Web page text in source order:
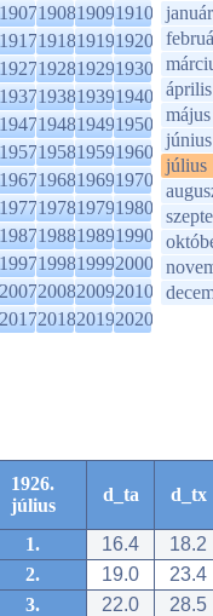
190819091910
191819191920
192819291930
193819391940
194819491950
195819591960
196819691970
197819791980
198819891990
199819992000
200820092010
201820192020
január
április
május
június
július
1926.
július
d_ta d_tx
1. 16.4
18.2
2.
19.0
23.4
3.
22.0
28.5